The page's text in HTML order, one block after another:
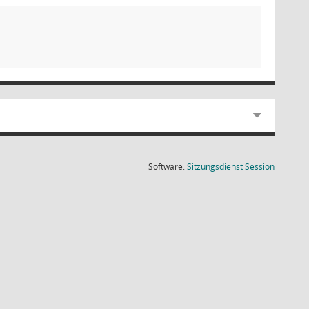
Software:SitzungsdienstSession(Wird in